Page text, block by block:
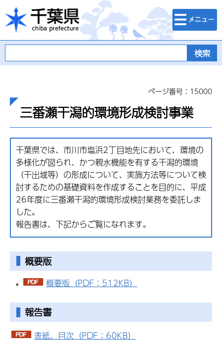
千葉県
検索・メニュ
ー
ページ番号：15000
三番瀬干潟的環境形成検討事業
千葉県では、市川市塩浜2丁目地先において、環境の
多様化が図られ、かつ親水機能を有する干潟的環境
（干出域等）の形成について、実施方法等について検
討するための基礎資料を作成することを目的に、平成
26年度に三番瀬干潟的環境形成検討業務を委託しま
した。
報告書は、下記からご覧になれます。
概要版
概要版（PDF：512KB）
報告書
表紙、目次（PDF：60KB）